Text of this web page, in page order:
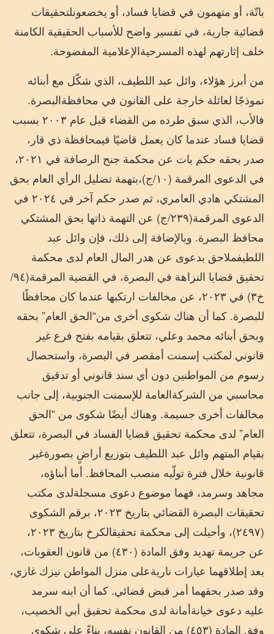
باتّة، أو متهمون في قضايا فساد، أو يخضعونلتحقيقات
قضائية جارية، في تفسير واضح للأسباب الحقيقية الكامنة
خلف إثارتهم لهذه المسرحيةالإعلامية المفضوحة.
من أبرز هؤلاء، وائل عبد اللطيف، الذي شكّل مع أبنائه
نموذجًا لعائلة خارجة على القانون في محافظةالبصرة.
فالأب، الذي سبق طرده من القضاء قبل عام ٢٠٠٣ بسبب
قضايا فساد عندما كان يعمل قاضيًا فيمحافظة ذي قار،
صدر بحقه حكم بات عن محكمة جنح الرصافة في ٢٠٢١،
في الدعوى المرقمة (١٠/ج)،بتهمة تضليل الرأي العام بحق
المشتكي هادي العامري، ثم صدر حكم آخر في ٢٠٢٤ في
الدعوى المرقمة(٢٣٩/ج) عن التهمة ذاتها بحق المشتكي
محافظ البصرة. وبالإضافة إلى ذلك، فإن وائل عبد
اللطيفملاحق بدعوى عن هدر المال العام لدى محكمة
تحقيق قضايا النزاهة في البصرة، في القضية المرقمة(٩٤/
خ٣ ) في ٢٠٢٣، عن مخالفات ارتكبها عندما كان محافظًا
للبصرة. كما أن هناك شكوى أخرى من“الحق العام” بحقه
وبحق أبنائه محمد وعلي، تتعلق بقيامه بفتح فرع غير
قانوني لمكتب إسمنت أمقصر في البصرة، واستحصال
رسوم من المواطنين دون أي سند قانوني أو تدقيق
محاسبي من الشركةالعامة للإسمنت الجنوبية، إلى جانب
مخالفات أخرى جسيمة. وهناك أيضًا شكوى من “الحق
العام” لدى محكمة تحقيق قضايا الفساد في البصرة، تتعلق
بقيام المتهم وائل عبد اللطيف بتوزيع أراضٍ بصورةغير
قانونية خلال فترة تولّيه منصب المحافظ. أما أبناؤه،
مجاهد وسرمد، فهما موضوع دعوى مسجلةلدى مكتب
تحقيقات البصرة القضائي بتاريخ ٢٠٢٣، برقم الشكوى
(٢٤٩٧)، وأحيلت إلى محكمة تحقيقالكرخ بتاريخ ٢٠٢٣،
عن جريمة تهديد وفق المادة (٤٣٠) من قانون العقوبات،
بعد إطلاقهما عيارات ناريةعلى منزل المواطن نيزك غازي،
وقد صدر بحقهما أمر قبض قضائي. كما أن ابنه سرمد
عليه دعوى خيانةأمانة لدى محكمة تحقيق أبي الخصيب،
وفق المادة (٤٥٣) من القانون نفسه، بناءً على شكوى